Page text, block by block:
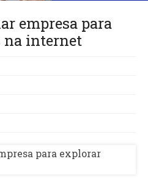
empresa para
na internet